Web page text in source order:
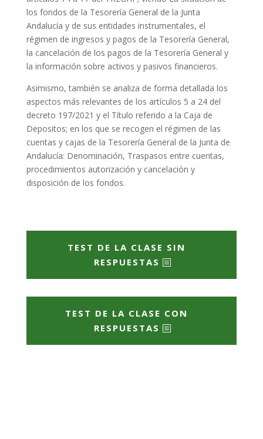
los fondos de la Tesorería General de la Junta
Andalucía y de sus entidades instrumentales, el
régimen de ingresos y pagos de la Tesorería General,
la cancelación de los pagos de la Tesorería General y
la información sobre activos y pasivos financieros.
Asimismo, también se analiza de forma detallada los
aspectos más relevantes de los artículos 5 a 24 del
decreto 197/2021 y el Título referido a la Caja de
Depositos; en los que se recogen el régimen de las
cuentas y cajas de la Tesorería General de la Junta de
Andalucía: Denominación, Traspasos entre cuentas,
procedimientos autorización y cancelación y
disposición de los fondos.
TEST DE LA CLASE SIN
RESPUESTAS
TEST DE LA CLASE CON
RESPUESTAS